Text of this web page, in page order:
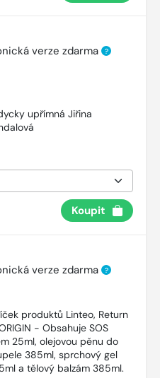
verze zdarma ?
upřímná Jiřina
Koupit
verze zdarma ?
produktů Linteo, Return
- Obsahuje SOS
25ml, olejovou pěnu do
385ml, sprchový gel
a tělový balzám 385ml.